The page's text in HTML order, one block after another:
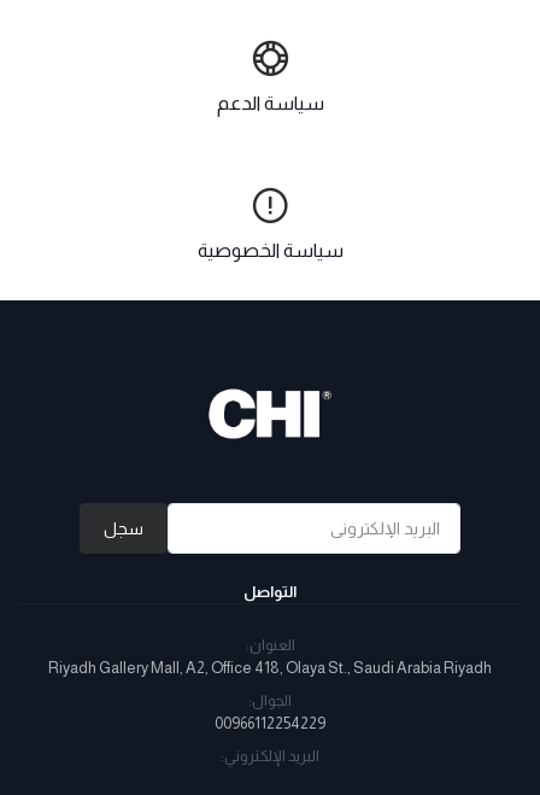
سياسة الدعم
سياسة الخصوصية
سجل
التواصل
العنوان:
Riyadh Gallery Mall, A2, Office 418, Olaya St., Saudi Arabia Riyadh
الجوال:
00966112254229
البريد الإلكتروني: